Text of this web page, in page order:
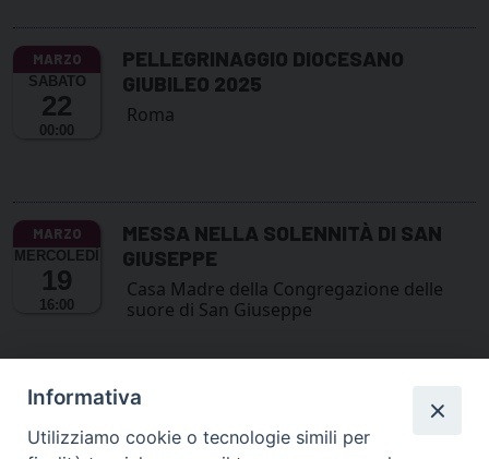
SABATO
22
00:00
PELLEGRINAGGIO DIOCESANO
GIUBILEO 2025
Roma
MERCOLEDÌ
19
16:00
MESSA NELLA SOLENNITÀ DI SAN
GIUSEPPE
Casa Madre della Congregazione delle
suore di San Giuseppe
Informativa
Utilizziamo cookie o tecnologie simili per